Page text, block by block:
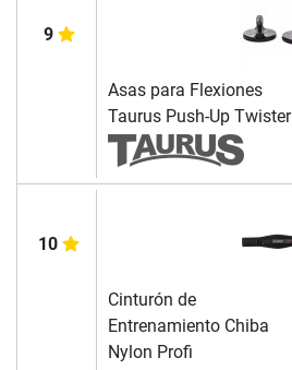
9
Asas para Flexiones
Taurus Push-Up Twister
10
Cinturón de
Entrenamiento Chiba
Nylon Profi